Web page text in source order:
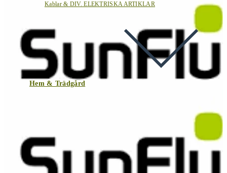
Kablar & DIV. ELEKTRISKA ARTIKLAR
Hem & Trädgård